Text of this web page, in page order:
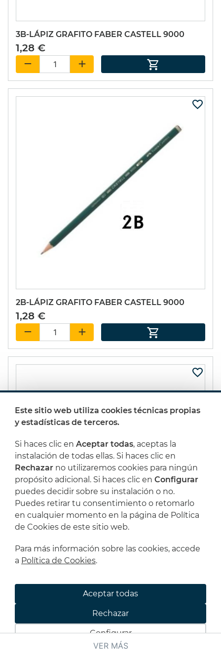
VER MÁS
3B-LÁPIZ GRAFITO FABER CASTELL 9000
1,28 €
2B-LÁPIZ GRAFITO FABER CASTELL 9000
1,28 €
1,28 €
Este sitio web utiliza cookies técnicas propias
y estadísticas de terceros.
Si haces clic en Aceptar todas, aceptas la
instalación de todas ellas. Si haces clic en
Rechazar no utilizaremos cookies para ningún
propósito adicional. Si haces clic en Configurar
puedes decidir sobre su instalación o no.
Puedes retirar tu consentimiento o retomarlo
en cualquier momento en la página de Política
de Cookies de este sitio web.
Para más información sobre las cookies, accede
a Política de Cookies.
Aceptar todas
Rechazar
Configurar